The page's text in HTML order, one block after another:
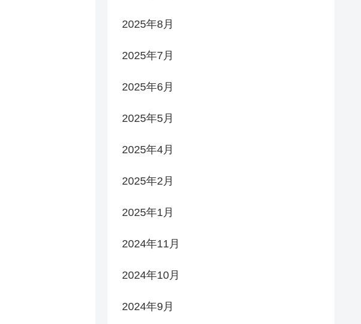
2025年8月
2025年7月
2025年6月
2025年5月
2025年4月
2025年2月
2025年1月
2024年11月
2024年10月
2024年9月